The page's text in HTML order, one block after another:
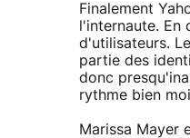
Finalement
l'internaute.
d'utilisateurs.
partie des
donc
rythme bien
Marissa Mayer